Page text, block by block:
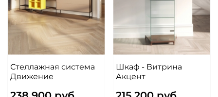
Стеллажная система
Движение
Шкаф - Витрина
Акцент